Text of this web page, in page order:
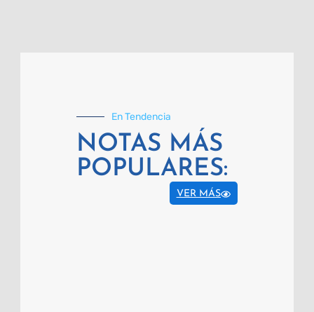
En Tendencia
NOTAS MÁS
POPULARES:
VER MÁS